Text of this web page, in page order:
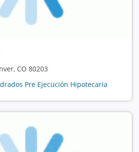
CO 80203
Pre Ejecución Hipotecaria